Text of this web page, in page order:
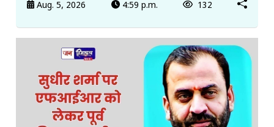
Aug. 5, 2026 4:59 p.m. 132